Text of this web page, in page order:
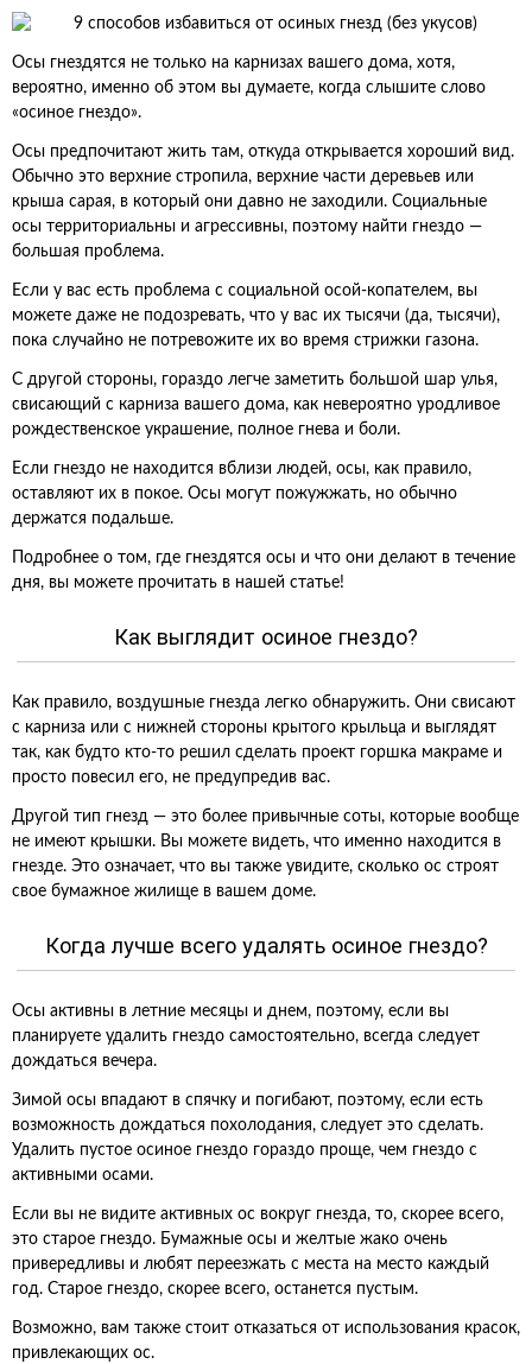
Осы гнездятся не только на карнизах вашего дома, хотя,
вероятно, именно об этом вы думаете, когда слышите слово
«осиное гнездо».
Осы предпочитают жить там, откуда открывается хороший вид.
Обычно это верхние стропила, верхние части деревьев или
крыша сарая, в который они давно не заходили. Социальные
осы территориальны и агрессивны, поэтому найти гнездо —
большая проблема.
Если у вас есть проблема с социальной осой-копателем, вы
можете даже не подозревать, что у вас их тысячи (да, тысячи),
пока случайно не потревожите их во время стрижки газона.
С другой стороны, гораздо легче заметить большой шар улья,
свисающий с карниза вашего дома, как невероятно уродливое
рождественское украшение, полное гнева и боли.
Если гнездо не находится вблизи людей, осы, как правило,
оставляют их в покое. Осы могут пожужжать, но обычно
держатся подальше.
Подробнее о том, где гнездятся осы и что они делают в течение
дня, вы можете прочитать в нашей статье!
Как выглядит осиное гнездо?
Как правило, воздушные гнезда легко обнаружить. Они свисают
с карниза или с нижней стороны крытого крыльца и выглядят
так, как будто кто-то решил сделать проект горшка макраме и
просто повесил его, не предупредив вас.
Другой тип гнезд — это более привычные соты, которые вообще
не имеют крышки. Вы можете видеть, что именно находится в
гнезде. Это означает, что вы также увидите, сколько ос строят
свое бумажное жилище в вашем доме.
Когда лучше всего удалять осиное гнездо?
Осы активны в летние месяцы и днем, поэтому, если вы
планируете удалить гнездо самостоятельно, всегда следует
дождаться вечера.
Зимой осы впадают в спячку и погибают, поэтому, если есть
возможность дождаться похолодания, следует это сделать.
Удалить пустое осиное гнездо гораздо проще, чем гнездо с
активными осами.
Если вы не видите активных ос вокруг гнезда, то, скорее всего,
это старое гнездо. Бумажные осы и желтые жако очень
привередливы и любят переезжать с места на место каждый
год. Старое гнездо, скорее всего, останется пустым.
Возможно, вам также стоит отказаться от использования красок,
привлекающих ос.